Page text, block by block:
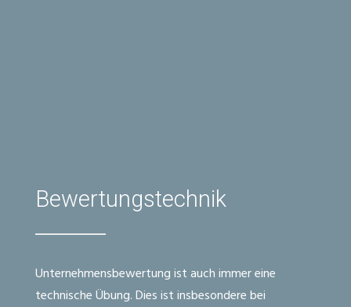
Bewertungstechnik
Unternehmensbewertung ist auch immer eine
technische Übung. Dies ist insbesondere bei